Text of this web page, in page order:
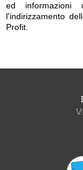
ed informazioni
l'indirizzamento
Profit.